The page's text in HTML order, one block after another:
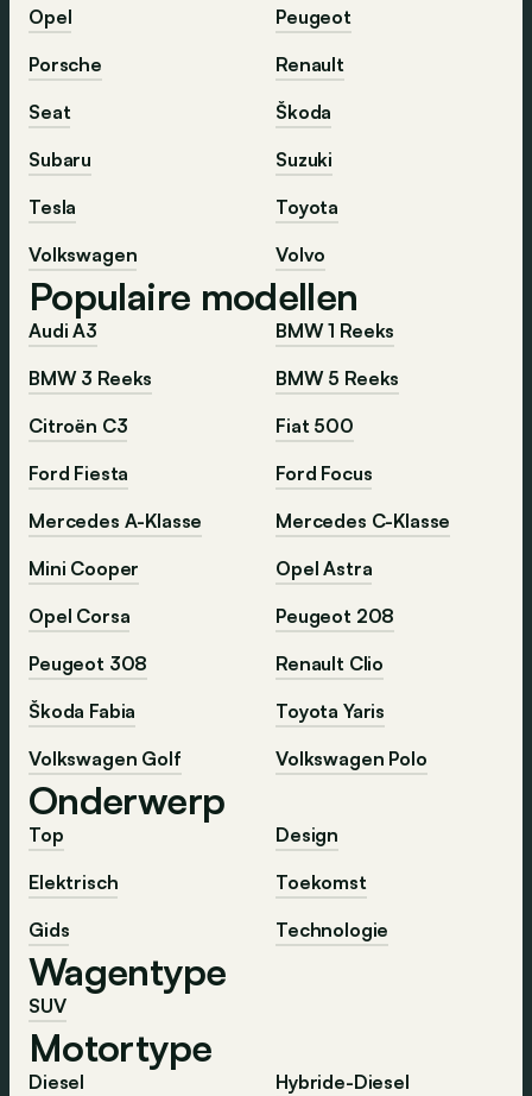
Opel
Peugeot
Porsche
Renault
Seat
Škoda
Subaru
Suzuki
Tesla
Toyota
Volkswagen
Volvo
Populaire modellen
Audi A3
BMW 1 Reeks
BMW 3 Reeks
BMW 5 Reeks
Citroën C3
Fiat 500
Ford Fiesta
Ford Focus
Mercedes A-Klasse
Mercedes C-Klasse
Mini Cooper
Opel Astra
Opel Corsa
Peugeot 208
Peugeot 308
Renault Clio
Škoda Fabia
Toyota Yaris
Volkswagen Golf
Volkswagen Polo
Onderwerp
Top
Design
Elektrisch
Toekomst
Gids
Technologie
Wagentype
SUV
Motortype
Diesel
Hybride-Diesel